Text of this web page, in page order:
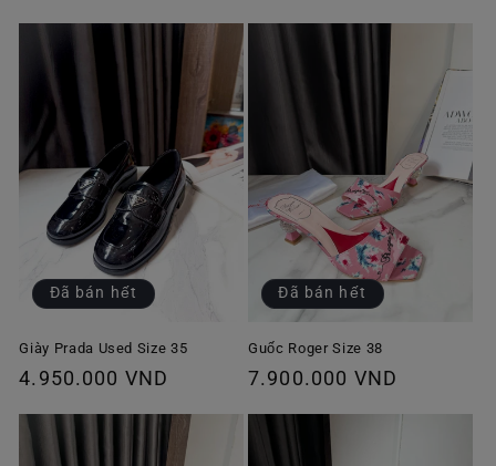
thường
Đã bán hết
Giày Prada Used Size 35
Giá
thường
4.950.000 VND
Đã bán hết
Guốc Roger Size 38
Giá
thường
7.900.000 VND